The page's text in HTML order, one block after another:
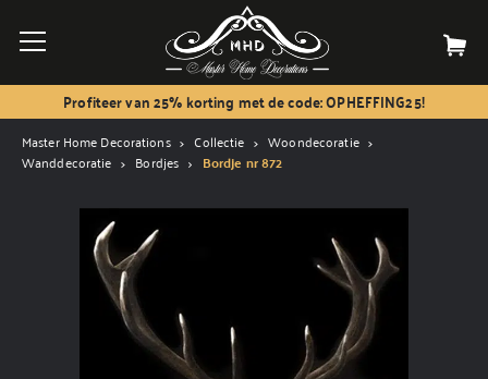
Profiteer van 25% korting met de code: OPHEFFING25!
Master Home Decorations Collectie
Woondecoratie
Wanddecoratie
Bordjes Bordje nr 872